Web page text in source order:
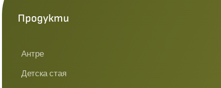
Продукти
Антре
Детска стая